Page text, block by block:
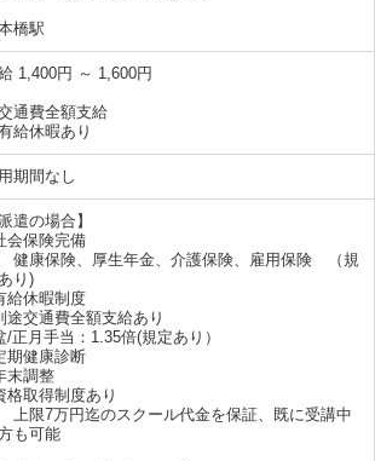
橋駅
1,400円 ～ 1,600円
通費全額支給
給休暇あり
期間なし
派遣の場合】
会保険完備
康保険、厚生年金、介護保険、雇用保険 （規
り)
給休暇制度
途交通費全額支給あり
/正月手当：1.35倍(規定あり）
期健康診断
末調整
格取得制度あり
限7万円迄のスクール代金を保証、既に受講中
も可能